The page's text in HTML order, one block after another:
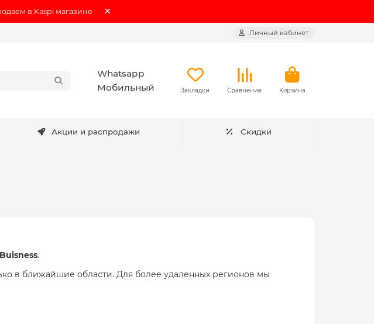
в Kaspi магазине
Личный кабинет
Whatsapp
Мобильный
Закладки Сравнение Корзина
Акции и распродажи Скидки
.
в ближайшие области. Для более удаленных регионов мы